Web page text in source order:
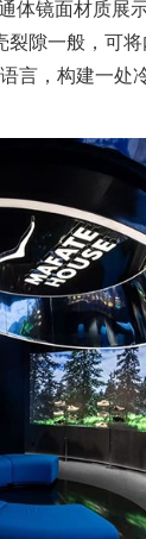
体镜面材质展
裂隙一般，可
言，构建一处